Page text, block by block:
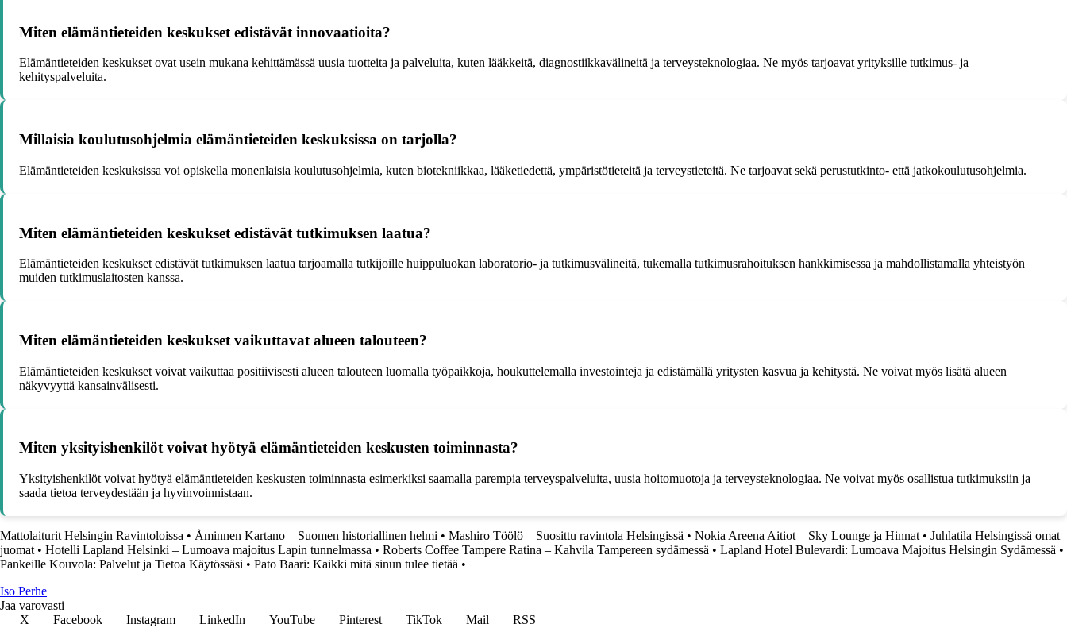
Miten elämäntieteiden keskukset edistävät innovaatioita?
Elämäntieteiden keskukset ovat usein mukana kehittämässä uusia tuotteita ja palveluita, kuten lääkkeitä, diagnostiikkavälineitä ja terveysteknologiaa. Ne myös tarjoavat yrityksille tutkimus- ja
kehityspalveluita.
Millaisia koulutusohjelmia elämäntieteiden keskuksissa on tarjolla?
Elämäntieteiden keskuksissa voi opiskella monenlaisia koulutusohjelmia, kuten biotekniikkaa, lääketiedettä, ympäristötieteitä ja terveystieteitä. Ne tarjoavat sekä perustutkinto- että jatkokoulutusohjelmia.
Miten elämäntieteiden keskukset edistävät tutkimuksen laatua?
Elämäntieteiden keskukset edistävät tutkimuksen laatua tarjoamalla tutkijoille huippuluokan laboratorio- ja tutkimusvälineitä, tukemalla tutkimusrahoituksen hankkimisessa ja mahdollistamalla yhteistyön
muiden tutkimuslaitosten kanssa.
Miten elämäntieteiden keskukset vaikuttavat alueen talouteen?
Elämäntieteiden keskukset voivat vaikuttaa positiivisesti alueen talouteen luomalla työpaikkoja, houkuttelemalla investointeja ja edistämällä yritysten kasvua ja kehitystä. Ne voivat myös lisätä alueen
näkyvyyttä kansainvälisesti.
Miten yksityishenkilöt voivat hyötyä elämäntieteiden keskusten toiminnasta?
Yksityishenkilöt voivat hyötyä elämäntieteiden keskusten toiminnasta esimerkiksi saamalla parempia terveyspalveluita, uusia hoitomuotoja ja terveysteknologiaa. Ne voivat myös osallistua tutkimuksiin ja
saada tietoa terveydestään ja hyvinvoinnistaan.
Mattolaiturit Helsingin Ravintoloissa • Åminnen Kartano – Suomen historiallinen helmi • Mashiro Töölö – Suosittu ravintola Helsingissä • Nokia Areena Aitiot – Sky Lounge ja Hinnat • Juhlatila Helsingissä omat
juomat • Hotelli Lapland Helsinki – Lumoava majoitus Lapin tunnelmassa • Roberts Coffee Tampere Ratina – Kahvila Tampereen sydämessä • Lapland Hotel Bulevardi: Lumoava Majoitus Helsingin Sydämessä •
Pankeille Kouvola: Palvelut ja Tietoa Käytössäsi • Pato Baari: Kaikki mitä sinun tulee tietää •
Iso Perhe
Jaa varovasti
X
Facebook Instagram LinkedIn YouTube Pinterest TikTok Mail
RSS